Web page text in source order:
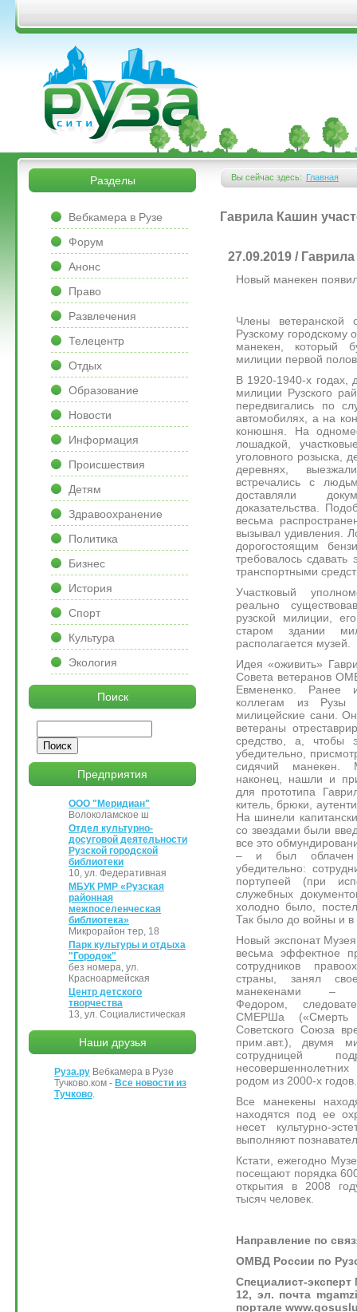
Перейти к основному содержанию
&bsps;
&bsps;
Вы сейчас здесь:
Вы здесь
Главная
Гаврила Кашин
27.09.2019 /
Новый манекен
Члены
Рузскому городскому
манекен, который
милиции первой
В 1920-1940-х годах,
милиции Рузского
передвигались по
автомобилях, а на
конюшня. На
лошадкой,
уголовного розыска,
деревнях,
встречались с
доставляли
доказательства.
весьма
вызывал удивления.
дорогостоящим
требовалось сдавать
транспортными
Участковый
реально
рузской милиции,
старом здании
располагается музей.
Идея «оживить»
Совета ветеранов
Евмененко. Ранее
коллегам из Рузы
милицейские сани.
ветераны
средство, а, чтобы
убедительно,
сидячий манекен.
наконец, нашли и
для прототипа
китель, брюки,
На шинели
со звездами были
все это
– и был облачен
убедительно:
портупеей (при
служебных
холодно было,
Так было до войны и
Новый экспонат
весьма эффектное
сотрудников
страны, занял
манекенами –
Федором,
СМЕРШа («Смерть
Советского Союза
прим.авт.), двумя
сотрудницей
родом из 2000-х годов.
Все манекены
находятся под ее
несет культурно-
выполняют
Кстати, ежегодно
посещают порядка
открытия в 2008
тысяч человек.
Направление по
ОМВД России по
Специалист-
12, эл. почта
портале
Разделы
Вебкамера в Рузе
Форум
Анонс
Право
Развлечения
Телецентр
Отдых
Образование
Новости
Информация
Происшествия
Детям
Здравоохранение
Политика
Бизнес
История
Спорт
Культура
Экология
Поиск
Предприятия
ООО "Меридиан"
Волоколамское ш
Отдел культурно-
досуговой деятельности
Рузской городской
библиотеки
10, ул. Федеративная
МБУК РМР «Рузская
районная
межпоселенческая
библиотека»
Микрорайон тер, 18
Парк культуры и отдыха
"Городок"
без номера, ул.
Красноармейская
Центр детского
творчества
13, ул. Социалистическая
Наши друзья
Руза.ру Вебкамера в Рузе
Тучково.ком - Все новости из
Тучково.